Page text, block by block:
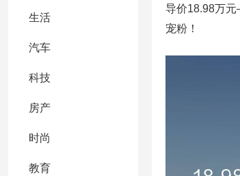
生活
汽车
科技
房产
时尚
教育
导价18.98万
宠粉！